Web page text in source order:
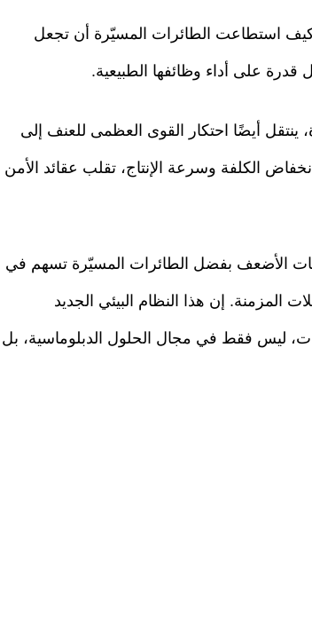
كيف استطاعت الطائرات المسيّرة أن تجعل
قدرة على أداء وظائفها الطبيعية.
ينتقل أيضًا احتكار القوى العظمى للعنف إلى
الكلفة وسرعة الإنتاج، تقلب عقائد الأمن
الأضعف بفضل الطائرات المسيّرة تسهم في
إن هذا النظام البيئي الجديد
ليس فقط في مجال الحلول الدبلوماسية، بل